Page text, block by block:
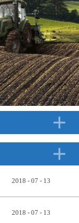
2018 - 07 - 13
2018 - 07 - 13